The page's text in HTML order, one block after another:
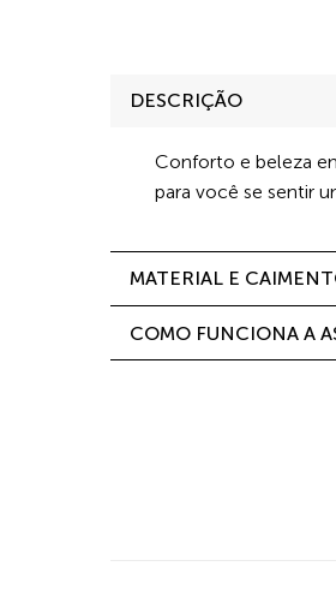
DESCRIÇÃO
Conforto e beleza
para você se sentir
MATERIAL E
COMO FUNCIONA A